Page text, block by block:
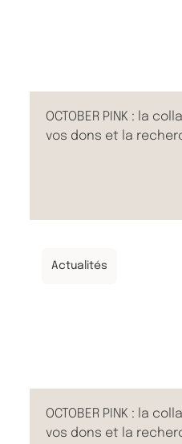
OCTOBER PINK : la
vos dons et la
Actualités
OCTOBER PINK : la
vos dons et la